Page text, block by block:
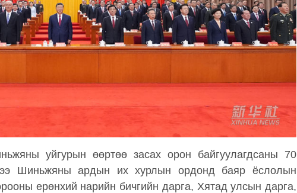
уйгурын өөртөө засах орон байгуулагдсаны 70
Шиньжяны ардын их хурлын ордонд баяр ёслолын
ерөнхий нарийн бичгийн дарга, Хятад улсын дарга,